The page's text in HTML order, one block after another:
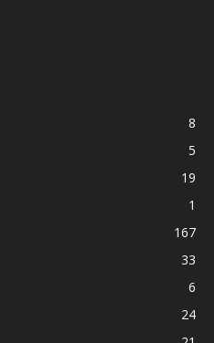
8
5
19
1
167
33
6
24